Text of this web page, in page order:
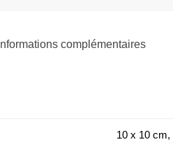
Informations complémentaires
10 x 10